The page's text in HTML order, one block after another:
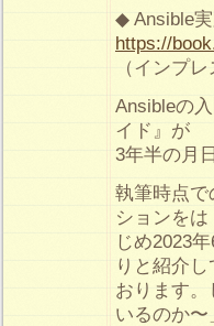
◆ Ansible実
https://
（インプ
Ansibleの
イド』が
3年半の月
執筆時点で
ションをは
じめ2023
りと紹介し
おります
いるのか〜